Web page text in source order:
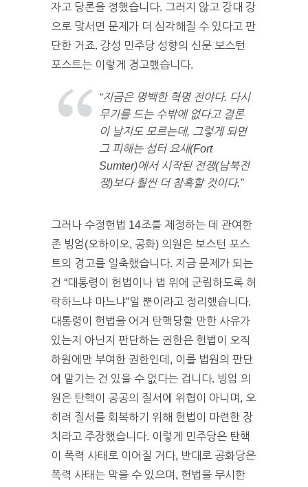
자고 당론을 정했습니다. 그러지 않고 강대 강
으로 맞서면 문제가 더 심각해질 수 있다고 판
단한 거죠. 강성 민주당 성향의 신문 보스턴
포스트는 이렇게 경고했습니다.
“지금은 명백한 혁명 전야다. 다시
무기를 드는 수밖에 없다고 결론
이 날지도 모르는데, 그렇게 되면
그 피해는 섬터 요새(Fort
Sumter)에서 시작된 전쟁(남북전
쟁)보다 훨씬 더 참혹할 것이다.”
그러나 수정헌법 14조를 제정하는 데 관여한
존 빙엄(오하이오, 공화) 의원은 보스턴 포스
트의 경고를 일축했습니다. 지금 문제가 되는
건 “대통령이 헌법이나 법 위에 군림하도록 허
락하느냐 마느냐”일 뿐이라고 정리했습니다.
대통령이 헌법을 어겨 탄핵당할 만한 사유가
있는지 아닌지 판단하는 권한은 헌법이 오직
하원에만 부여한 권한인데, 이를 법원의 판단
에 맡기는 건 있을 수 없다는 겁니다. 빙엄 의
원은 탄핵이 공공의 질서에 위협이 아니며, 오
히려 질서를 회복하기 위해 헌법이 마련한 장
치라고 주장했습니다. 이렇게 민주당은 탄핵
이 폭력 사태로 이어질 거다, 반대로 공화당은
폭력 사태는 막을 수 있으며, 헌법을 무시한